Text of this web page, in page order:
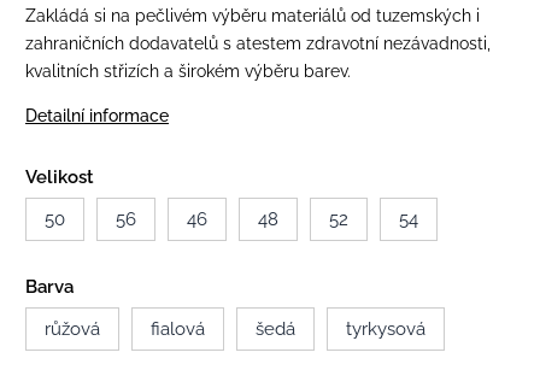
Zakládá si na pečlivém výběru materiálů od tuzemských i
zahraničních dodavatelů s atestem zdravotní nezávadnosti,
kvalitních střizích a širokém výběru barev.
Detailní informace
Velikost
50
56 46 48 52 54
Barva
růžová
fialová šedá tyrkysová